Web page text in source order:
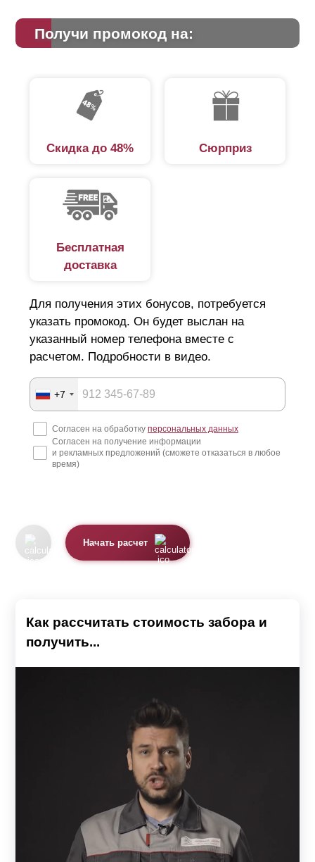
Получи промокод на:
Скидка до 48% Сюрприз
Бесплатная
доставка
Для получения этих бонусов, потребуется
указать промокод. Он будет выслан на
указанный номер телефона вместе с
расчетом. Подробности в видео.
+7
Согласен на обработку персональных данных
Согласен на получение информации
и рекламных предложений (сможете отказаться в любое
время)
Начать расчет
Как рассчитать стоимость забора и
получить...